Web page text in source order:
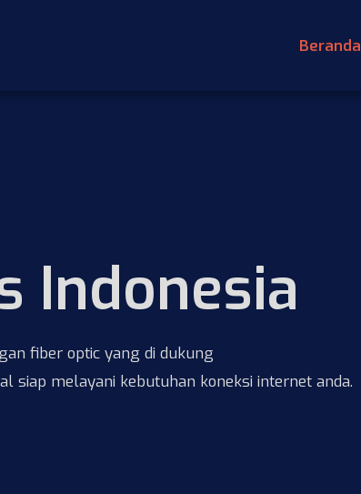
Beranda
Indonesia
fiber optic yang di dukung
siap melayani kebutuhan koneksi internet anda.